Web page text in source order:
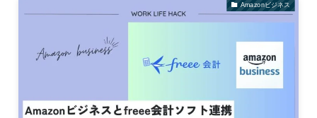
Amazonビジネス